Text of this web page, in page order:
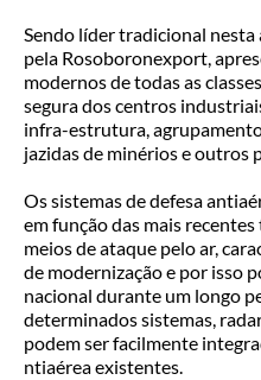
Sendo líder tradicional nesta
pela Rosoboronexport,
modernos de todas as
segura dos centros
infra-estrutura,
jazidas de minérios e outros
Os sistemas de defesa
em função das mais
meios de ataque pelo ar,
de modernização e por isso
nacional durante um longo
determinados sistemas,
podem ser facilmente
ntiaérea existentes.